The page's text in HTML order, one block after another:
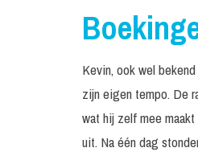
Kevin, ook wel
zijn eigen tempo. De
wat hij zelf mee
uit. Na één dag